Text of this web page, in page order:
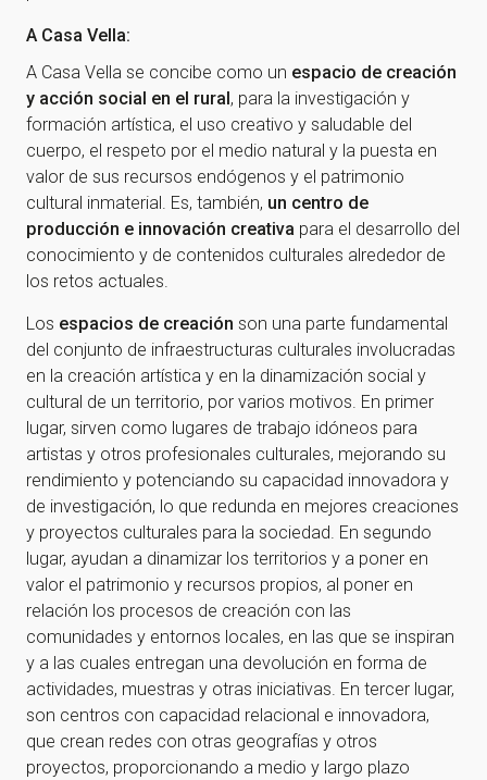
¡Gracias por suscribirte a
nuestra newsletter!
¡Gracias por suscribirte a nuestra newsletter!
Ir a la home
A Casa Vella:
A Casa Vella se concibe como un espacio de creación
y acción social en el rural, para la investigación y
formación artística, el uso creativo y saludable del
cuerpo, el respeto por el medio natural y la puesta en
valor de sus recursos endógenos y el patrimonio
cultural inmaterial. Es, también, un centro de
producción e innovación creativa para el desarrollo del
conocimiento y de contenidos culturales alrededor de
los retos actuales.
Los espacios de creación son una parte fundamental
del conjunto de infraestructuras culturales involucradas
en la creación artística y en la dinamización social y
cultural de un territorio, por varios motivos. En primer
lugar, sirven como lugares de trabajo idóneos para
artistas y otros profesionales culturales, mejorando su
rendimiento y potenciando su capacidad innovadora y
de investigación, lo que redunda en mejores creaciones
y proyectos culturales para la sociedad. En segundo
lugar, ayudan a dinamizar los territorios y a poner en
valor el patrimonio y recursos propios, al poner en
relación los procesos de creación con las
comunidades y entornos locales, en las que se inspiran
y a las cuales entregan una devolución en forma de
actividades, muestras y otras iniciativas. En tercer lugar,
son centros con capacidad relacional e innovadora,
que crean redes con otras geografías y otros
proyectos, proporcionando a medio y largo plazo